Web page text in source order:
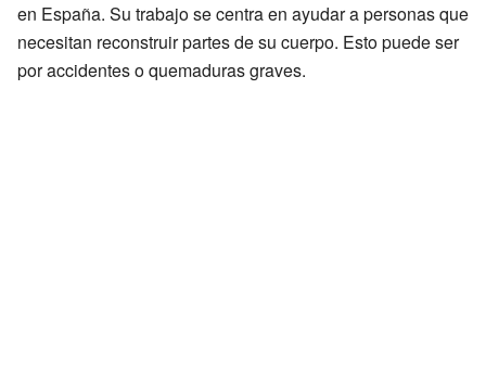
en España. Su trabajo se centra en ayudar a personas que
necesitan reconstruir partes de su cuerpo. Esto puede ser
por accidentes o quemaduras graves.